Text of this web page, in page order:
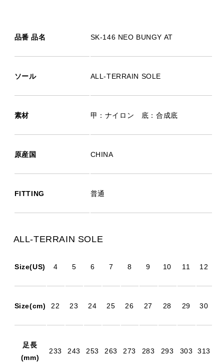
品番 品名 SK-146 NEO BUNGY AT
ソール ALL-TERRAIN SOLE
素材 甲：ナイロン 底：合成底
原産国 CHINA
FITTING 普通
ALL-TERRAIN SOLE
Size(US) 4 5 6 7 8 9 10 11 12
Size(cm) 22 23 24 25 26 27 28 29 30
足長
(mm)
233 243 253 263 273 283 293 303 313